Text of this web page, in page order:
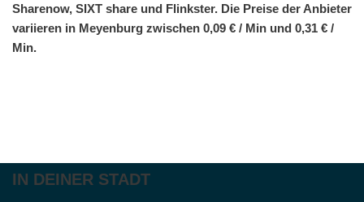
Sharenow, SIXT share und Flinkster. Die Preise der Anbieter
variieren in Meyenburg zwischen 0,09 € / Min und 0,31 € /
Min.
IN DEINER STADT